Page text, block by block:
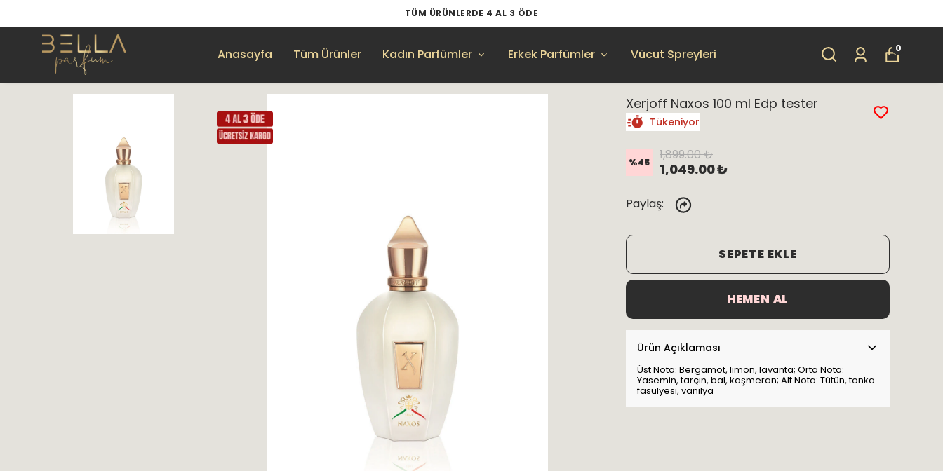
TÜM ÜRÜNLERDE 4 AL 3 ÖDE
Anasayfa Tüm Ürünler Kadın Parfümler Erkek Parfümler Vücut Spreyleri 0
Xerjoff Naxos 100 ml Edp tester
Tükeniyor
%45 1,899.00 ₺
1,049.00 ₺
Paylaş:
SEPETE EKLE
HEMEN AL
Ürün Açıklaması
Üst Nota: Bergamot, limon, lavanta; Orta Nota:
Yasemin, tarçın, bal, kaşmeran; Alt Nota: Tütün, tonka
fasülyesi, vanilya